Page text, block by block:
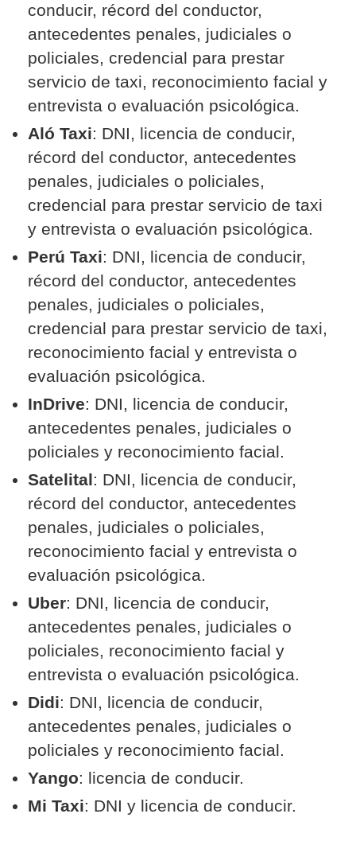
conducir, récord del conductor,
antecedentes penales, judiciales o
policiales, credencial para prestar
servicio de taxi, reconocimiento facial y
entrevista o evaluación psicológica.
Aló Taxi: DNI, licencia de conducir,
récord del conductor, antecedentes
penales, judiciales o policiales,
credencial para prestar servicio de taxi
y entrevista o evaluación psicológica.
Perú Taxi: DNI, licencia de conducir,
récord del conductor, antecedentes
penales, judiciales o policiales,
credencial para prestar servicio de taxi,
reconocimiento facial y entrevista o
evaluación psicológica.
InDrive: DNI, licencia de conducir,
antecedentes penales, judiciales o
policiales y reconocimiento facial.
Satelital: DNI, licencia de conducir,
récord del conductor, antecedentes
penales, judiciales o policiales,
reconocimiento facial y entrevista o
evaluación psicológica.
Uber: DNI, licencia de conducir,
antecedentes penales, judiciales o
policiales, reconocimiento facial y
entrevista o evaluación psicológica.
Didi: DNI, licencia de conducir,
antecedentes penales, judiciales o
policiales y reconocimiento facial.
Yango: licencia de conducir.
Mi Taxi: DNI y licencia de conducir.